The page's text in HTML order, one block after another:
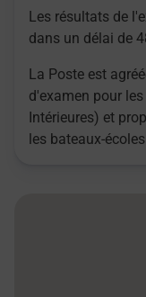
Les résultats de
dans un délai de
La Poste est
d'examen pour
Intérieures) et
les bateaux-